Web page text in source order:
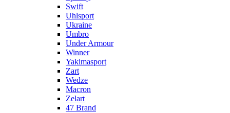
Swift
Uhlsport
Ukraine
Umbro
Under Armour
Winner
Yakimasport
Zart
Wedze
Macron
Zelart
47 Brand